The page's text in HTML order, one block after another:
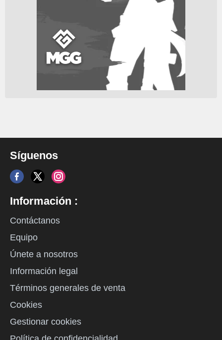
Síguenos
Información :
Contáctanos
Equipo
Únete a nosotros
Información legal
Términos generales de venta
Cookies
Gestionar cookies